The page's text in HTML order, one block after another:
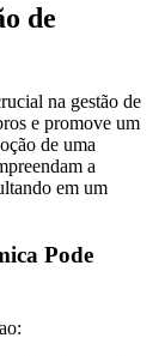
de
na gestão de
e promove um
de uma
a
em um
Pode